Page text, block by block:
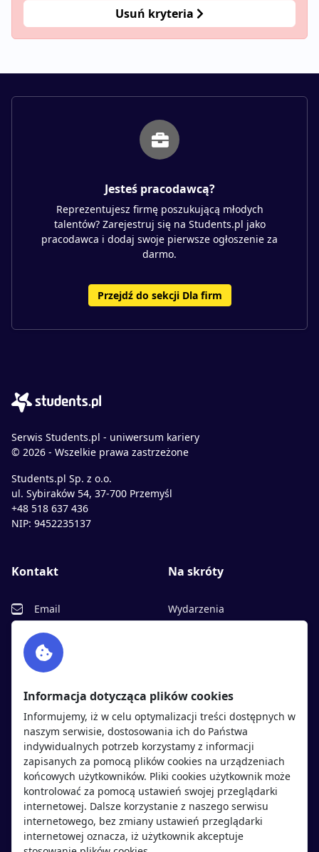
Usuń kryteria
Jesteś pracodawcą?
Reprezentujesz firmę poszukującą młodych
talentów? Zarejestruj się na Students.pl jako
pracodawca i dodaj swoje pierwsze ogłoszenie za
darmo.
Przejdź do sekcji Dla firm
Serwis Students.pl - uniwersum kariery
© 2026 - Wszelkie prawa zastrzeżone
Students.pl Sp. z o.o.
ul. Sybiraków 54, 37-700 Przemyśl
+48 518 637 436
NIP: 9452235137
Kontakt
Email
Facebook
Twitter
Na skróty
Wydarzenia
Polityka cookies
Polityka prywatności
Kandydaci
Regulamin kandydata
Oferty pracy
Pracodawcy
Pracodawcy
Regulamin pracodawcy
Dodaj ogłoszenie
Informacja dotycząca plików cookies
Informujemy, iż w celu optymalizacji treści dostępnych w
naszym serwisie, dostosowania ich do Państwa
indywidualnych potrzeb korzystamy z informacji
zapisanych za pomocą plików cookies na urządzeniach
końcowych użytkowników. Pliki cookies użytkownik może
kontrolować za pomocą ustawień swojej przeglądarki
internetowej. Dalsze korzystanie z naszego serwisu
internetowego, bez zmiany ustawień przeglądarki
internetowej oznacza, iż użytkownik akceptuje